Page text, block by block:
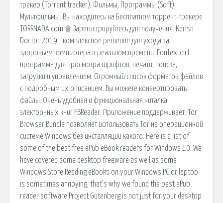
трекер (Torrent tracker), Фильмы, Программы (Soft),
Мультфильмы. Вы находитесь на Бесплатном торрент-трекере
TORRNADA.com ۩ Зарегистрируйтесь для получения. Kerish
Doctor 2019 - комплексное решение для ухода за
здоровьем компьютера в реальном времени. Fontexpert -
программа для просмотра шрифтов, печати, поиска,
загрузки и управлением. Огромный список форматов файлов
с подробным их описанием. Вы можете конвертировать
файлы. Очень удобная и функциональная читалка
электронных книг FBReader. Приложение поддерживает. Tor
Browser Bundle позволяет использовать Tor на операционной
системе Windows без инсталляции какого. Here is a list of
some of the best free ePub eBook readers for Windows 10. We
have covered some desktop freeware as well as some
Windows Store Reading eBooks on your Windows PC or laptop
is sometimes annoying, that's why we found the best ePub
reader software Project Gutenberg is not just for your desktop